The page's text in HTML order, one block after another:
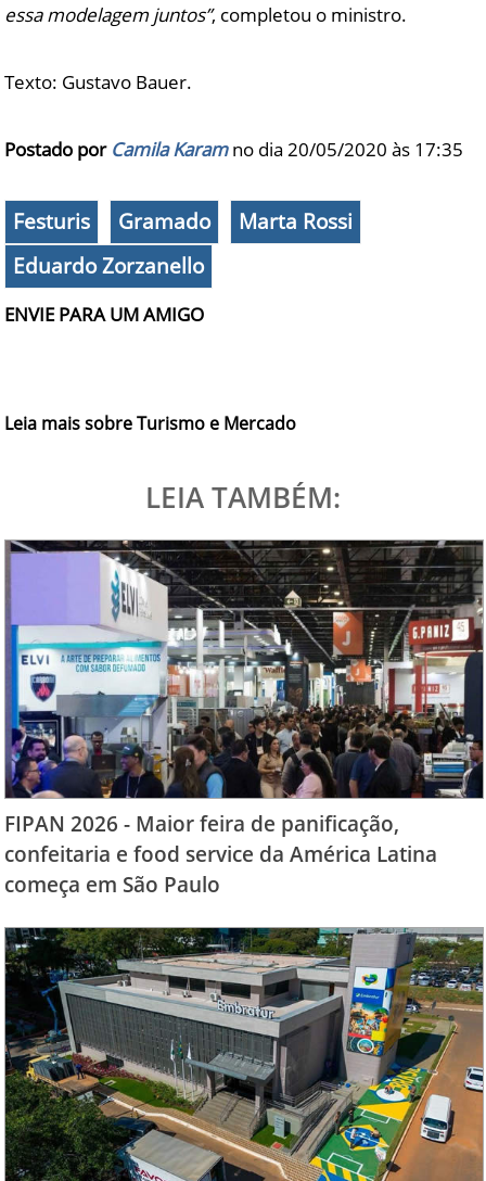
essa modelagem juntos”, completou o ministro.
Texto: Gustavo Bauer.
Postado por Camila Karamno dia 20/05/2020 às 17:35
Festuris Gramado
Marta Rossi
Eduardo Zorzanello
ENVIE PARA UM AMIGO
Leia mais sobre Turismo e Mercado
LEIA TAMBÉM:
FIPAN 2026 - Maior feira de panificação,
confeitaria e food service da América Latina
começa em São Paulo